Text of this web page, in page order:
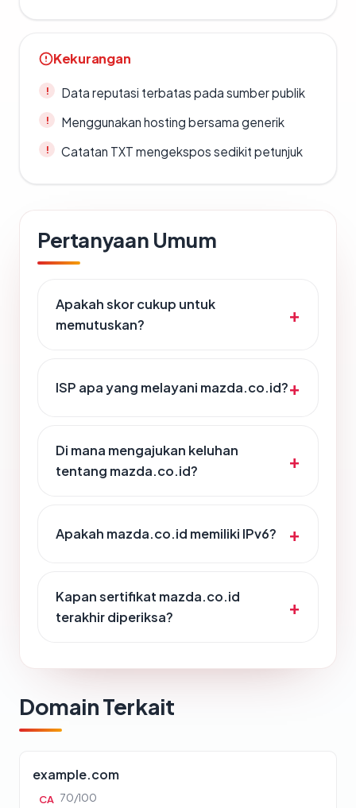
Kekurangan
Data reputasi terbatas pada sumber publik
Menggunakan hosting bersama generik
Catatan TXT mengekspos sedikit petunjuk
Pertanyaan Umum
Apakah skor cukup untuk
memutuskan?
ISP apa yang melayani mazda.co.id?
Di mana mengajukan keluhan
tentang mazda.co.id?
Apakah mazda.co.id memiliki IPv6?
Kapan sertifikat mazda.co.id
terakhir diperiksa?
Domain Terkait
example.com
CA 70/100